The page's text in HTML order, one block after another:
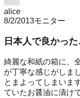
alice
8/2/2013モニター
日本人で良かった
綺麗な和紙の箱に、
が丁寧な感じがしま
とまよってしまいま
ていたお醤油に漬け